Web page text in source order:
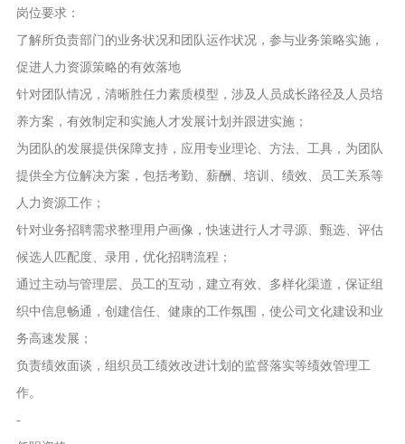
岗位要求：
了解所负责部门的业务状况和团队运作状况，参与业务策略实施，
促进人力资源策略的有效落地
针对团队情况，清晰胜任力素质模型，涉及人员成长路径及人员培
养方案，有效制定和实施人才发展计划并跟进实施；
为团队的发展提供保障支持，应用专业理论、方法、工具，为团队
提供全方位解决方案，包括考勤、薪酬、培训、绩效、员工关系等
人力资源工作；
针对业务招聘需求整理用户画像，快速进行人才寻源、甄选、评估
候选人匹配度、录用，优化招聘流程；
通过主动与管理层、员工的互动，建立有效、多样化渠道，保证组
织中信息畅通，创建信任、健康的工作氛围，使公司文化建设和业
务高速发展；
负责绩效面谈，组织员工绩效改进计划的监督落实等绩效管理工
作。
-